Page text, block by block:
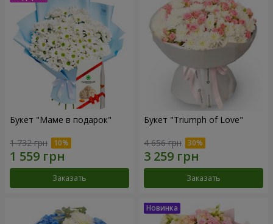
Букет "Маме в подарок"
1 732 грн
Заказать
Букет "Triumph of Love"
4 656 грн
Заказать